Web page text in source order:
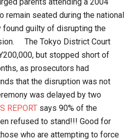
remain seated during the national
found guilty of disrupting the
The Tokyo District Court
but stopped short of
as prosecutors had
that the disruption was not
was delayed by two
REPORT says 90% of the
refused to stand!!! Good for
who are attempting to force